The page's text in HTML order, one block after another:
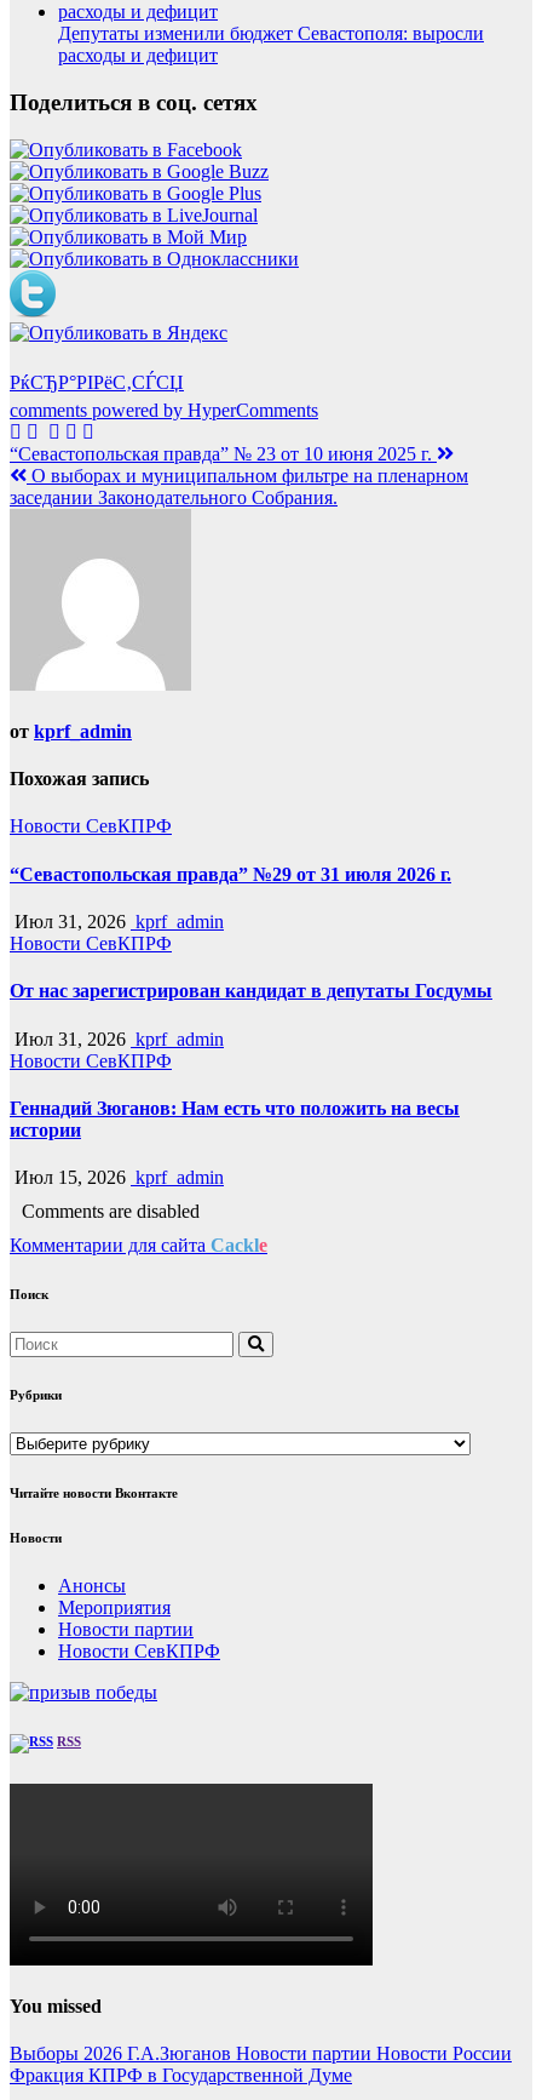
Депутаты изменили бюджет Севастополя: выросли
расходы и дефицит
Поделиться в соц. сетях
РќСЂР°РІРёС‚СЃСЏ
comments powered by HyperComments
Навигация
по
“Севастопольская правда” № 23 от 10 июня 2025 г.
О выборах и муниципальном фильтре на пленарном
заседании Законодательного Собрания.
от kprf_admin
Похожая запись
Новости СевКПРФ
“Севастопольская правда” №29 от 31 июля 2026 г.
Июл 31, 2026 kprf_admin
Новости СевКПРФ
От нас зарегистрирован кандидат в депутаты Госдумы
Июл 31, 2026 kprf_admin
Новости СевКПРФ
Геннадий Зюганов: Нам есть что положить на весы
истории
Июл 15, 2026 kprf_admin
Comments are disabled
Комментарии для сайта Cackle
Поиск
Рубрики
Рубрики
Читайте новости Вконтакте
Новости
Анонсы
Мероприятия
Новости партии
Новости СевКПРФ
RSS
You missed
Выборы 2026 Г.А.Зюганов Новости партии Новости России
Фракция КПРФ в Государственной Думе